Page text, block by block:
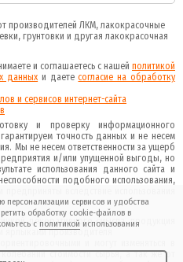
производителей ЛКМ, лакокрасочные
грунтовки и другая лакокрасочная
и соглашаетесь с нашей политикой
данных и даетеcогласие на обработку
и сервисов интернет-сайта
и проверку информационного
точность данных и не несем
Мы не несем ответственности за ущерб
и/или упущенной выгоды, но
использования данного сайта и
подобного использования,
декоративного смысла, продукция
ярлыками производителя
стоимости сырья, а так же от
сервисов и удобства
обработку cookie-файлов в
с политикой использования